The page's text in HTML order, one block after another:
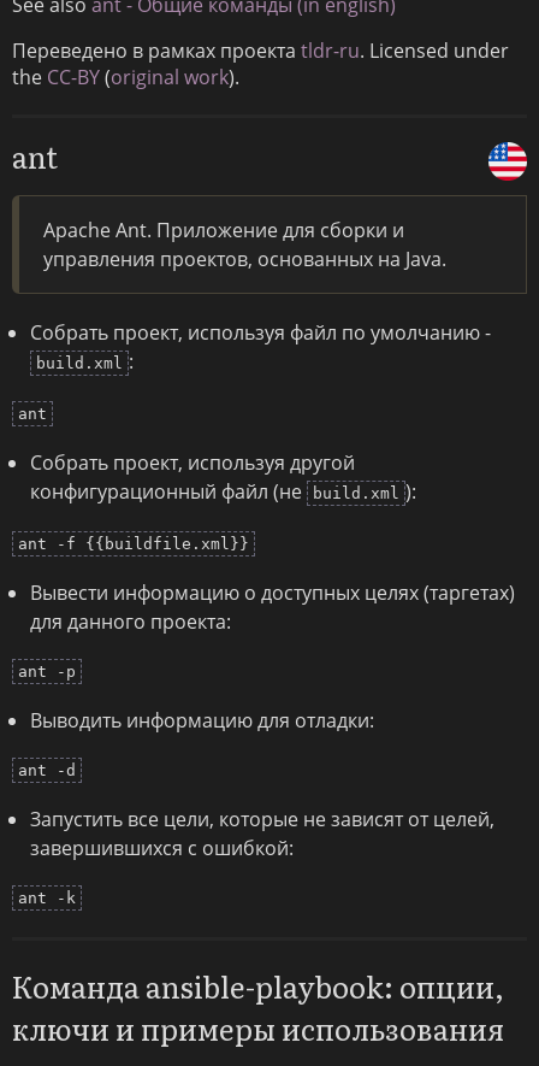
Переведено в рамках проекта tldr-ru. Licensed under
the CC-BY(original work).
ant
Apache Ant. Приложение для сборки и
управления проектов, основанных на Java.
Собрать проект, используя файл по умолчанию -
build.xml :
ant
Собрать проект, используя другой
конфигурационный файл (не
build.xml ):
ant -f {{buildfile.xml}}
Вывести информацию о доступных целях (таргетах)
для данного проекта:
ant -p
Выводить информацию для отладки:
ant -d
Запустить все цели, которые не зависят от целей,
завершившихся с ошибкой:
ant -k
Команда ansible-playbook: опции,
ключи и примеры использования